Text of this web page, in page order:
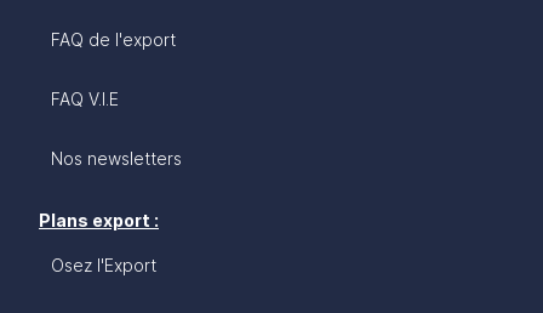
FAQ de l'export
FAQ V.I.E
Nos newsletters
Plans export :
Osez l'Export